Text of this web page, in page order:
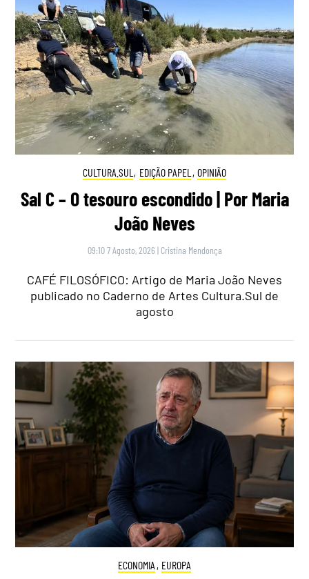
CULTURA.SUL , EDIÇÃO PAPEL , OPINIÃO
Sal C – O tesouro escondido | Por Maria
João Neves
09:10 7 Agosto, 2026 | Cristina Mendonça
CAFÉ FILOSÓFICO: Artigo de Maria João Neves
publicado no Caderno de Artes Cultura.Sul de
agosto
ECONOMIA , EUROPA